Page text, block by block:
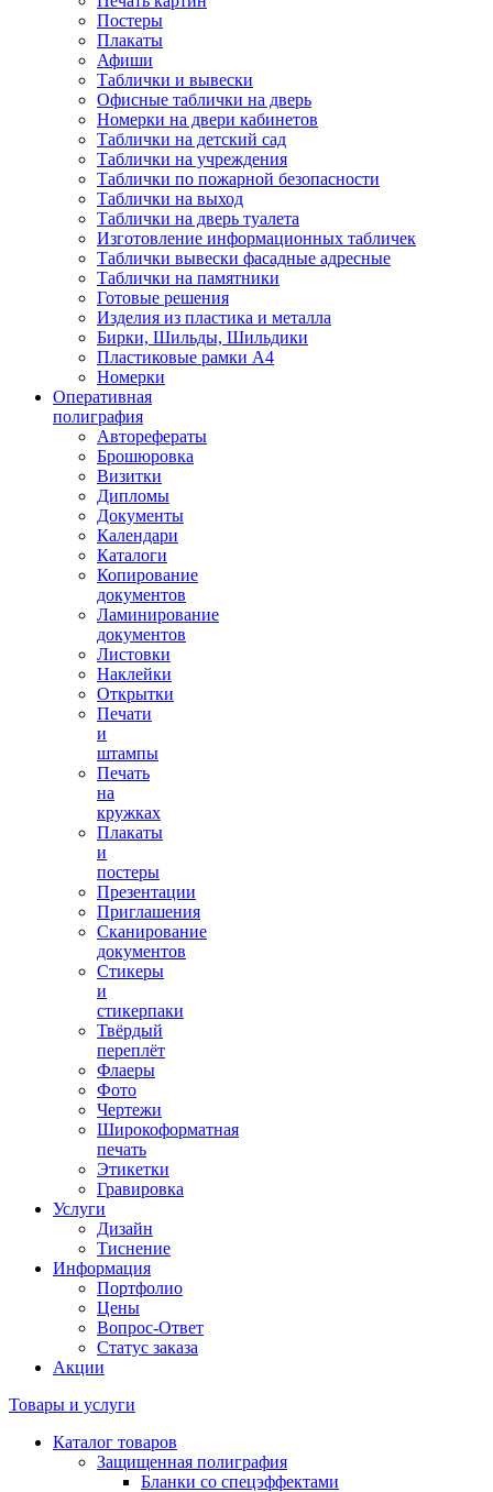
Постеры
Плакаты
Афиши
Таблички и вывески
Офисные таблички на дверь
Номерки на двери кабинетов
Таблички на детский сад
Таблички на учреждения
Таблички по пожарной безопасности
Таблички на выход
Таблички на дверь туалета
Изготовление информационных табличек
Таблички вывески фасадные адресные
Таблички на памятники
Готовые решения
Изделия из пластика и металла
Бирки, Шильды, Шильдики
Пластиковые рамки А4
Номерки
Оперативная
полиграфия
Авторефераты
Брошюровка
Визитки
Дипломы
Документы
Календари
Каталоги
Копирование
документов
Ламинирование
документов
Листовки
Наклейки
Открытки
Печати
и
штампы
Печать
на
кружках
Плакаты
и
постеры
Презентации
Приглашения
Сканирование
документов
Стикеры
и
стикерпаки
Твёрдый
переплёт
Флаеры
Фото
Чертежи
Широкоформатная
печать
Этикетки
Гравировка
Услуги
Дизайн
Тиснение
Информация
Портфолио
Цены
Вопрос-Ответ
Статус заказа
Акции
Товары и услуги
Каталог товаров
Защищенная полиграфия
Бланки со спецэффектами